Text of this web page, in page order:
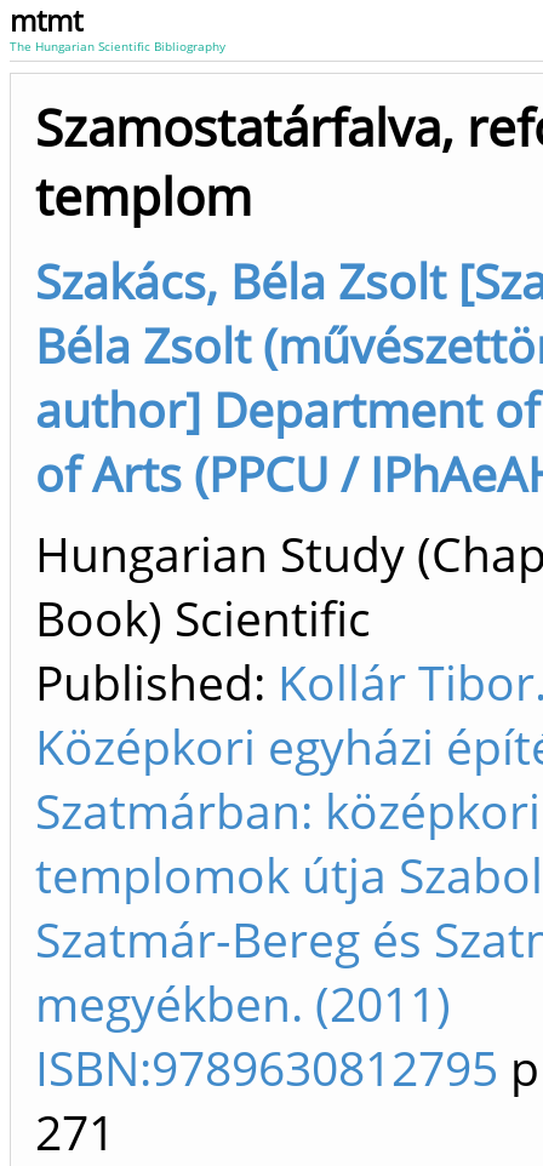
mtmt
The Hungarian Scientific Bibliography
Szamostatárfalva,
templom
Szakács, Béla Zsolt
Béla Zsolt
author] Department
of Arts (PPCU /
Hungarian Study
Book) Scientific
Published: Kollár
Középkori egyházi
Szatmárban: középkori
templomok útja
Szatmár-Bereg és
megyékben. (2011)
ISBN:9789630812795
271